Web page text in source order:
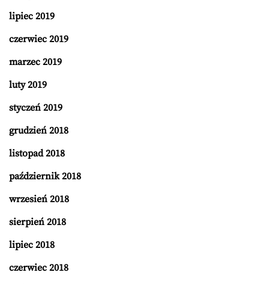
lipiec 2019
czerwiec 2019
marzec 2019
luty 2019
styczeń 2019
grudzień 2018
listopad 2018
październik 2018
wrzesień 2018
sierpień 2018
lipiec 2018
czerwiec 2018